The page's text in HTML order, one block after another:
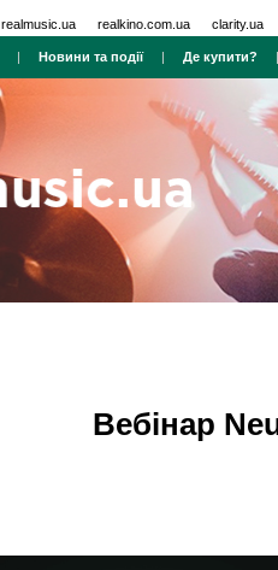
realmusic.ua realkino.com.ua clarity.ua
| Новини та події| Де купити?
Вебінар